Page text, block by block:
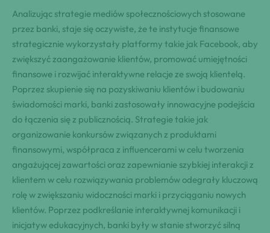
Analizując strategie mediów społecznościowych stosowane
przez banki, staje się oczywiste, że te instytucje finansowe
strategicznie wykorzystały platformy takie jak Facebook, aby
zwiększyć zaangażowanie klientów, promować umiejętności
finansowe i rozwijać interaktywne relacje ze swoją klientelą.
Poprzez skupienie się na pozyskiwaniu klientów i budowaniu
świadomości marki, banki zastosowały innowacyjne podejścia
do łączenia się z publicznością. Strategie takie jak
organizowanie konkursów związanych z produktami
finansowymi, współpraca z influencerami w celu tworzenia
angażującej zawartości oraz zapewnianie szybkiej interakcji z
klientem w celu rozwiązywania problemów odegrały kluczową
rolę w zwiększaniu widoczności marki i przyciąganiu nowych
klientów. Poprzez podkreślanie interaktywnej komunikacji i
inicjatyw edukacyjnych, banki były w stanie stworzyć silną